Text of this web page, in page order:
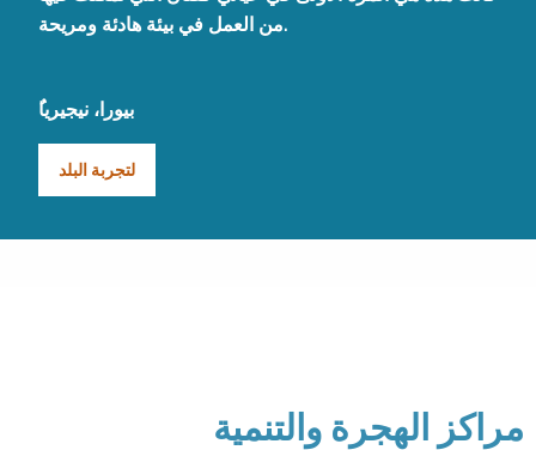
من العمل في بيئة هادئة ومريحة.
ُبيورا، نيجيريا
لتجربة البلد
مراكز الهجرة والتنمية